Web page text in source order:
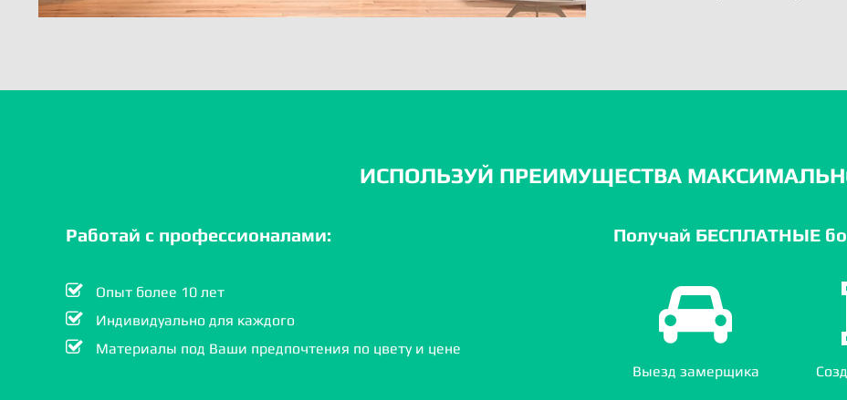
ИСПОЛЬЗУЙ ПРЕИМУЩЕСТВА
Работай с профессионалами:
Опыт более 10 лет
Индивидуально для каждого
Материалы под Ваши предпочтения по цвету и цене
Получай БЕСПЛАТНЫЕ
Выезд замерщика